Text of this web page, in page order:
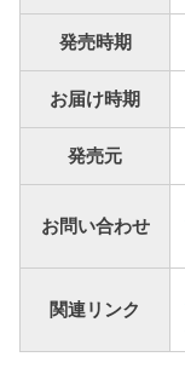
発売時期
お届け時期
発売元
お問い合わせ
関連リンク